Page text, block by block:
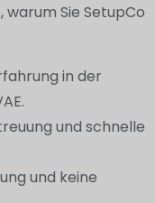
warum Sie SetupCo
in der
und schnelle
und keine